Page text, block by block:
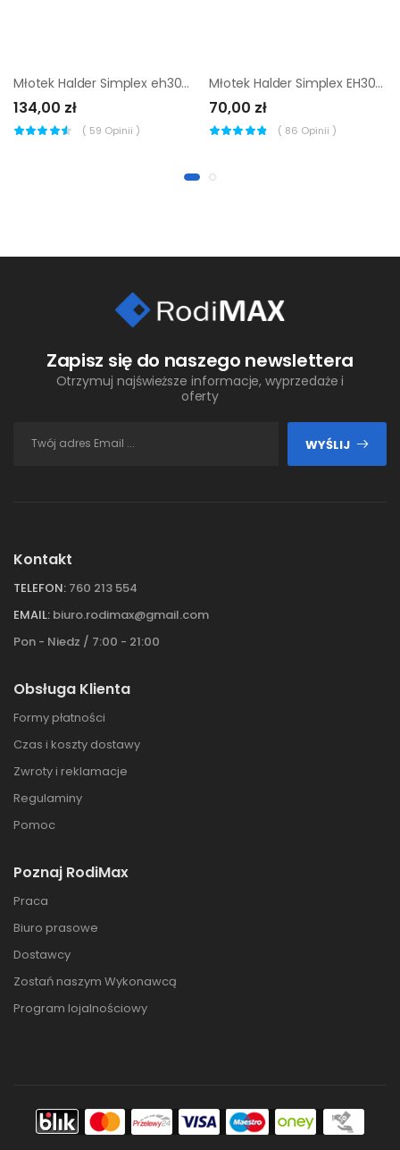
Młotek Halder Simplex eh3001 50mm miękki elastomer
134,00 zł
( 59 Opinii )
Młotek Halder Simplex EH3002 30 mm (średnio-twarda guma)
70,00 zł
( 86 Opinii )
Zapisz się do naszego newslettera
Otrzymuj najświeższe informacje, wyprzedaże i
oferty
WYŚLIJ
Kontakt
TELEFON: 760 213 554
EMAIL: biuro.rodimax@gmail.com
Pon - Niedz / 7:00 - 21:00
Obsługa Klienta
Formy płatności
Czas i koszty dostawy
Zwroty i reklamacje
Regulaminy
Pomoc
Poznaj RodiMax
Praca
Biuro prasowe
Dostawcy
Zostań naszym Wykonawcą
Program lojalnościowy